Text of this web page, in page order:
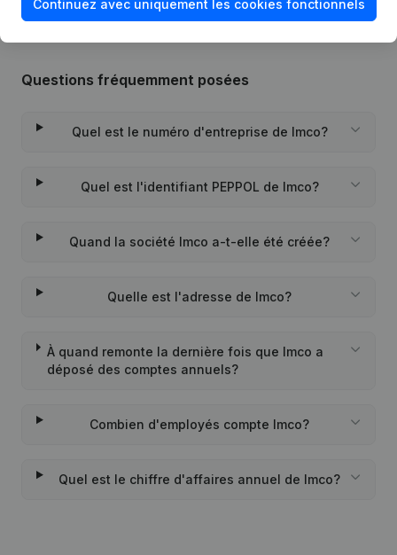
Questions fréquemment posées
Quel est le numéro d'entreprise de Imco?
Quel est l'identifiant PEPPOL de Imco?
Quand la société Imco a-t-elle été créée?
Quelle est l'adresse de Imco?
À quand remonte la dernière fois que Imco a
déposé des comptes annuels?
Combien d'employés compte Imco?
Quel est le chiffre d'affaires annuel de Imco?
Continuez avec uniquement les cookies fonctionnels